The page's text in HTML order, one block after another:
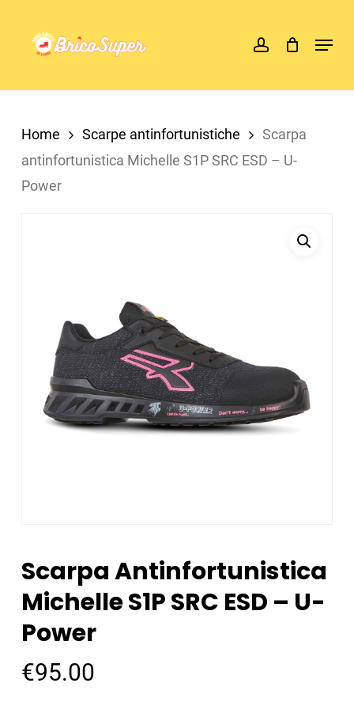
content
account Menu
Home Scarpe antinfortunistiche
Scarpa
antinfortunistica Michelle S1P SRC ESD – U-
Power
Scarpa Antinfortunistica
Michelle S1P SRC ESD – U-
Power
€95.00